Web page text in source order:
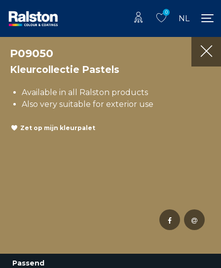
0
NL
P09050
Kleurcollectie Pastels
Available in all Ralston products
Also very suitable for exterior use
Zet op mijn kleurpalet
Passend